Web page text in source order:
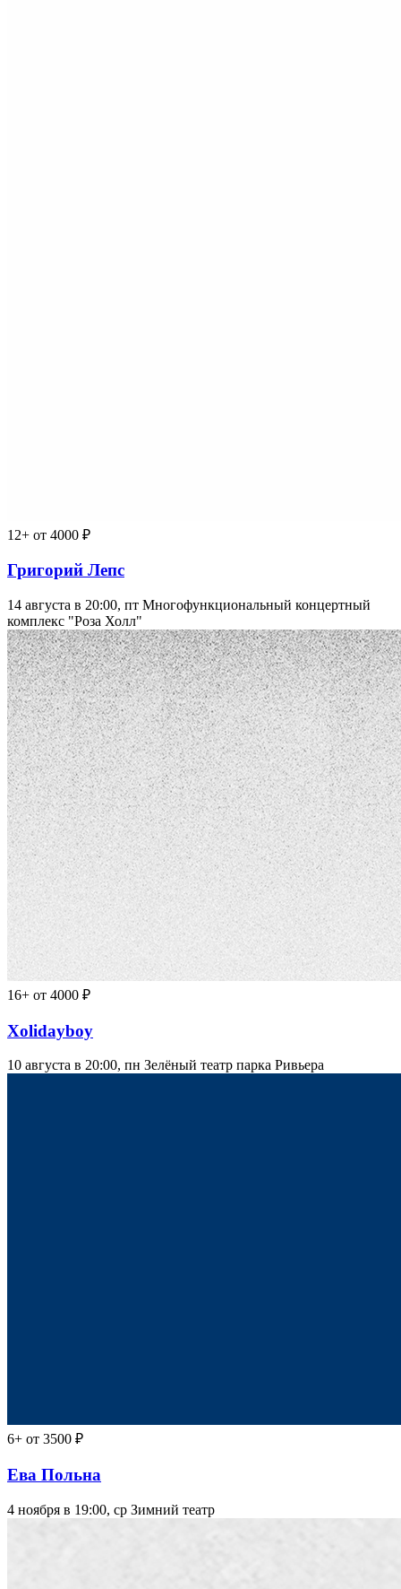
12+ от 4000 ₽
Григорий Лепс
14 августа в 20:00, пт Многофункциональный концертный
комплекс "Роза Холл"
16+ от 4000 ₽
Xolidayboy
10 августа в 20:00, пн Зелёный театр парка Ривьера
6+ от 3500 ₽
Ева Польна
4 ноября в 19:00, ср Зимний театр